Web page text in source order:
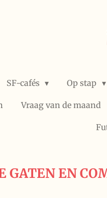
SF-cafés Op stap
Vraag van de maand
GATEN EN